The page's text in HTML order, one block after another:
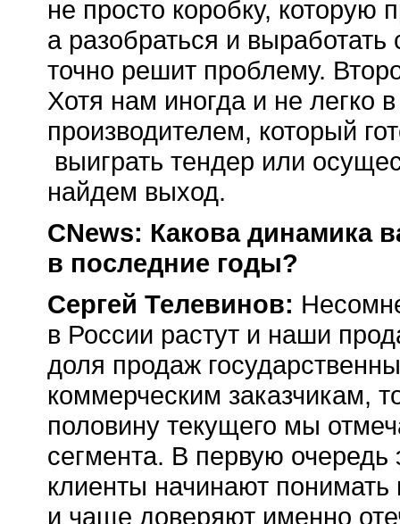
не просто коробку, которую
а разобраться и
точно решит проблему.
Хотя нам иногда и не легко
производителем, который
выиграть тендер или
найдем выход.
CNews: Какова динамика
в последние годы?
Сергей Телевинов:
в России растут и наши
доля продаж
коммерческим заказчикам,
половину текущего мы
сегмента. В первую очередь
клиенты начинают
и чаще доверяют именно